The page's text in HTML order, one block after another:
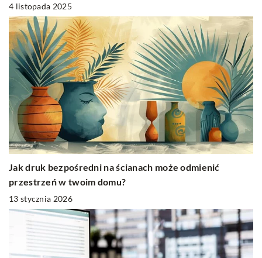
4 listopada 2025
Jak druk bezpośredni na ścianach może odmienić
przestrzeń w twoim domu?
13 stycznia 2026